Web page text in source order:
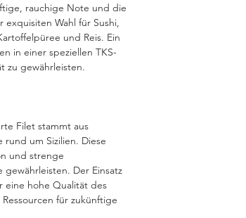
rauchige Note und die
Wahl für Sushi,
und Reis. Ein
in einer speziellen TKS-
zu gewährleisten.
Filet stammt aus
um Sizilien. Diese
und strenge
Der Einsatz
eine hohe Qualität des
für zukünftige